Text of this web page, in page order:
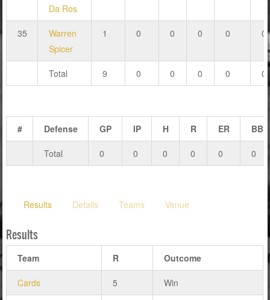
Da Ros
35
Warren
Spicer
1 0 0 0 0 0
Total 9 0 0 0 0 0
# Defense GP IP H R ER BB
Total 0 0 0 0 0 0
Results Details Teams Venue
Results
Team R Outcome
Cards 5 Win